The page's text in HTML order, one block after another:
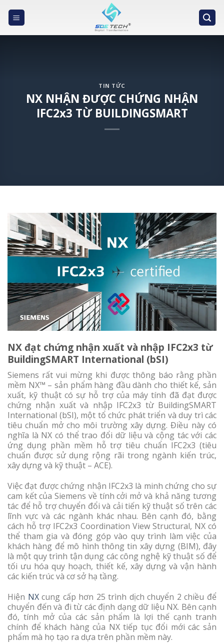
TIN TỨC
NX NHẬN ĐƯỢC CHỨNG NHẬN
IFC2x3 TỪ BUILDINGSMART
NX đạt chứng nhận xuất và nhập IFC2x3 từ
BuildingSMART International (bSI)
Siemens rất vui mừng khi được thông báo rằng phần
mềm NX™ – sản phẩm hàng đầu dành cho thiết kế, sản
xuất, kỹ thuật có sự hỗ trợ của máy tính đã đạt được
chứng nhận xuất và nhập IFC2x3 từ BuildingSMART
International (bSI), một tổ chức phát triển và duy trì các
tiêu chuẩn mở cho môi trường xây dựng. Điều này có
nghĩa là NX có thể trao đổi dữ liệu và cộng tác với các
ứng dụng phần mềm hỗ trợ tiêu chuẩn IFC2x3 (tiêu
chuẩn được sử dụng rộng rãi trong ngành kiến trúc,
xây dựng và kỹ thuật – ACE).
Việc đạt được chứng nhận IFC2x3 là minh chứng cho sự
cam kết của Siemens về tính cởi mở và khả năng tương
tác để hỗ trợ chuyển đổi và cải tiến kỹ thuật số trên các
lĩnh vực và các ngành khác nhau. Bên cạnh đó, bằng
cách hỗ trợ IFC2x3 Coordination View Structural, NX có
thể tham gia và đóng góp vào quy trình làm việc của
khách hàng để mô hình thông tin xây dựng (BIM), đây
là một quy trình tận dụng các công nghệ kỹ thuật số để
tối ưu hóa quy hoạch, thiết kế, xây dựng và vận hành
các kiến trúc và cơ sở hạ tầng.
Hiện NXcung cấp hơn 25 trình dịch chuyển 2 chiều để
chuyển đến và đi từ các định dạng dữ liệu NX. Bên cạnh
đó, tính mở của các sản phẩm là lợi thế cạnh tranh
chính để khách hàng của NX tiếp tục đổi mới các sản
phẩm mà họ tạo ra dựa trên phần mềm này.